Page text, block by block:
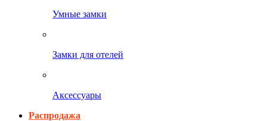
Умные замки
Замки для отелей
Аксессуары
Распродажа